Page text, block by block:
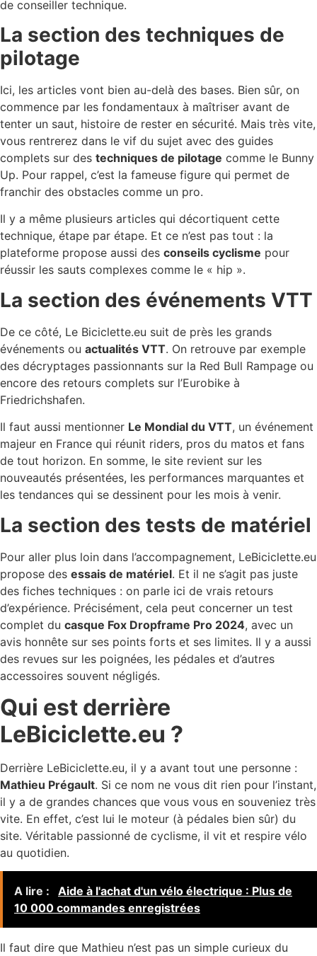
de conseiller technique.
La section des techniques de
pilotage
Ici, les articles vont bien au-delà des bases. Bien sûr, on
commence par les fondamentaux à maîtriser avant de
tenter un saut, histoire de rester en sécurité. Mais très vite,
vous rentrerez dans le vif du sujet avec des guides
complets sur des techniques de pilotage comme le Bunny
Up. Pour rappel, c’est la fameuse figure qui permet de
franchir des obstacles comme un pro.
Il y a même plusieurs articles qui décortiquent cette
technique, étape par étape. Et ce n’est pas tout : la
plateforme propose aussi des conseils cyclisme pour
réussir les sauts complexes comme le « hip ».
La section des événements VTT
De ce côté, Le Biciclette.eu suit de près les grands
événements ou actualités VTT. On retrouve par exemple
des décryptages passionnants sur la Red Bull Rampage ou
encore des retours complets sur l’Eurobike à
Friedrichshafen.
Il faut aussi mentionner Le Mondial du VTT, un événement
majeur en France qui réunit riders, pros du matos et fans
de tout horizon. En somme, le site revient sur les
nouveautés présentées, les performances marquantes et
les tendances qui se dessinent pour les mois à venir.
La section des tests de matériel
Pour aller plus loin dans l’accompagnement, LeBiciclette.eu
propose des essais de matériel. Et il ne s’agit pas juste
des fiches techniques : on parle ici de vrais retours
d’expérience. Précisément, cela peut concerner un test
complet du casque Fox Dropframe Pro 2024, avec un
avis honnête sur ses points forts et ses limites. Il y a aussi
des revues sur les poignées, les pédales et d’autres
accessoires souvent négligés.
Qui est derrière
LeBiciclette.eu ?
Derrière LeBiciclette.eu, il y a avant tout une personne :
Mathieu Prégault. Si ce nom ne vous dit rien pour l’instant,
il y a de grandes chances que vous vous en souveniez très
vite. En effet, c’est lui le moteur (à pédales bien sûr) du
site. Véritable passionné de cyclisme, il vit et respire vélo
au quotidien.
A lire :
Aide à l'achat d'un vélo électrique : Plus de
10 000 commandes enregistrées
Il faut dire que Mathieu n’est pas un simple curieux du